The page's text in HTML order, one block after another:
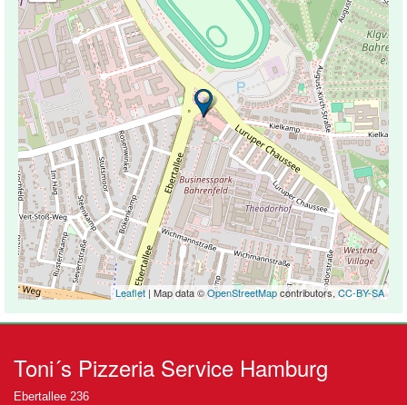
Leaflet | Map data ©OpenStreetMapcontributors, CC-BY-SA
Toni´s Pizzeria Service Hamburg
Ebertallee 236